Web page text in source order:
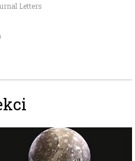
Letters